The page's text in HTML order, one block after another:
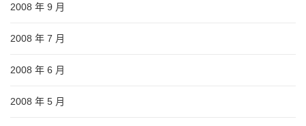
2008 年 9 月
2008 年 7 月
2008 年 6 月
2008 年 5 月